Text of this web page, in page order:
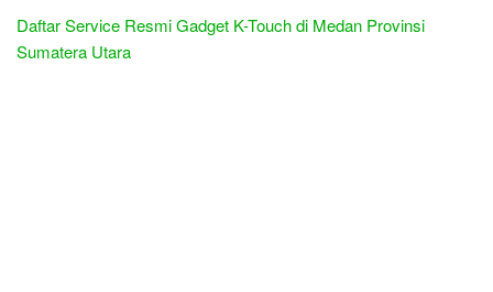
Daftar Service Resmi Gadget K-Touch di Medan Provinsi
Sumatera Utara